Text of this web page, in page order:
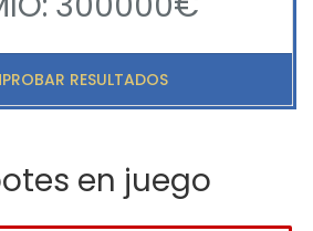
RESULTADOS
en juego